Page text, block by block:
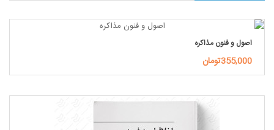
اصول و فنون مذاکره
355,000تومان